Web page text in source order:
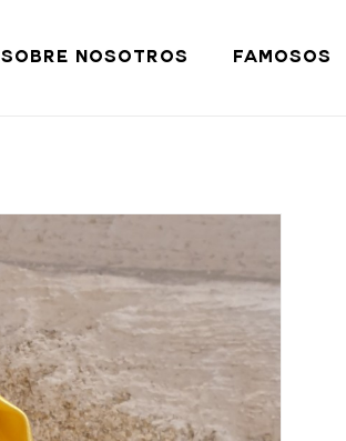
SOBRE NOSOTROS FAMOSOS
Cart